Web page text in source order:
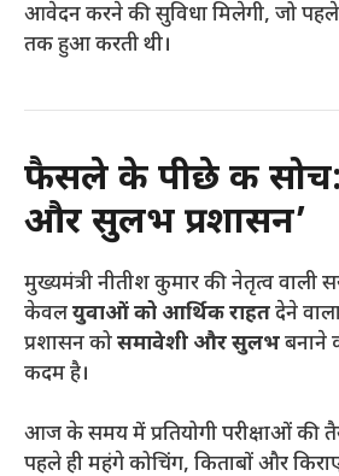
आवेदन करने की सुविधा मिलेगी, जो पहले
तक हुआ करती थी।
फैसले के पीछे की
और सुलभ प्रशासन’
मुख्यमंत्री नीतीश कुमार की नेतृत्व वाली
केवलयुवाओं को आर्थिक राहतदेने
प्रशासन कोसमावेशी और सुलभबनाने
कदम है।
आज के समय में प्रतियोगी परीक्षाओं की
पहले ही महंगे कोचिंग, किताबों और